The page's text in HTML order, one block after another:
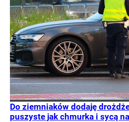
Do ziemniaków dodaję
puszyste jak chmurka i sycą